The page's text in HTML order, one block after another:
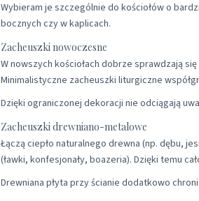
Wybieram je szczególnie do kościołów o
bocznych czy w kaplicach.
Zacheuszki nowoczesne
W nowszych kościołach dobrze sprawdzają
Minimalistyczne zacheuszki liturgiczne
Dzięki ograniczonej dekoracji nie odciągają
Zacheuszki drewniano-metalowe
Łączą ciepło naturalnego drewna (np. dębu,
(ławki, konfesjonały, boazeria). Dzięki temu
Drewniana płyta przy ścianie dodatkowo